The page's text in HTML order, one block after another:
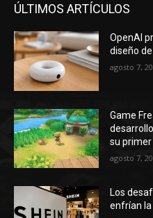
ÚLTIMOS ARTÍCULOS
OpenAI
diseño
agosto 7,
Game
su
agosto 7,
Los
enfrían la